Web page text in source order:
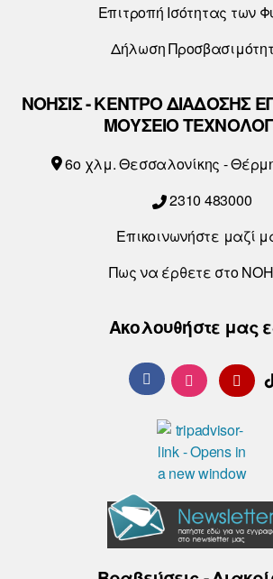
Επιτροπή Ισότητας των
Δήλωση
ΝΟΗΣΙΣ - ΚΕΝΤΡΟ ΔΙΑΔΟΣΗΣ
ΜΟΥΣΕΙΟ
6o χλμ. Θεσσαλονίκης -
2310 483000
Επικοινωνήστε μαζί
Πως να έρθετε στο
Ακολουθήστε μας